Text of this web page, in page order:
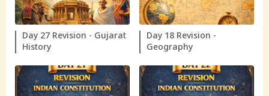
Day 27 Revision - Gujarat
History
Day 18 Revision -
Geography